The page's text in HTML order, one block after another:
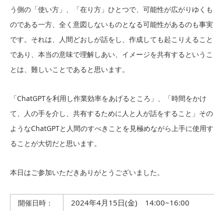
う側の「使い方」、「在り方」ひとつで、可能性が広がりゆくも
のである一方、全く意図しないものとなる可能性があるのも事実
です。それは、人間どおしが話をし、作成しても起こりえること
であり、本当の意味で理解しあい、イメージを共有するというこ
とは、難しいことであると思います。
「ChatGPTを利用し作業効率をあげるところ」、「時間をかけ
て、人の手を介し、共有するために人と人が話をすること」その
ようなChatGPTと人間のすべきことを見極めながら上手に使用す
ることが大切だと思います。
本日はご参加いただきありがとうございました。
開催日時： 2024年4月15日(金) 14:00~16:00